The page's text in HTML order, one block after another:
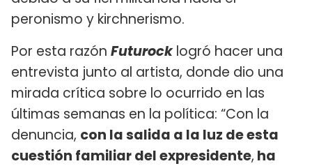
peronismo y kirchnerismo.
Por esta razón Futurocklogró hacer una
entrevista junto al artista, donde dio una
mirada crítica sobre lo ocurrido en las
últimas semanas en la política: “Con la
denuncia, con la salida a la luz de esta
cuestión familiar del expresidente, ha